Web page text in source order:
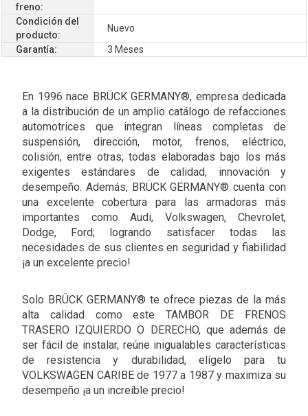
freno:
Condición del
producto:
Nuevo
Garantía:
3 Meses
En 1996 nace BRÜCK GERMANY®, empresa dedicada
a la distribución de un amplio catálogo de refacciones
automotrices que integran líneas completas de
suspensión, dirección, motor, frenos, eléctrico,
colisión, entre otras; todas elaboradas bajo los más
exigentes estándares de calidad, innovación y
desempeño. Además, BRÜCK GERMANY® cuenta con
una excelente cobertura para las armadoras más
importantes como Audi, Volkswagen, Chevrolet,
Dodge, Ford; logrando satisfacer todas las
necesidades de sus clientes en seguridad y fiabilidad
¡a un excelente precio!
Solo BRÜCK GERMANY® te ofrece piezas de la más
alta calidad como este TAMBOR DE FRENOS
TRASERO IZQUIERDO O DERECHO, que además de
ser fácil de instalar, reúne inigualables características
de resistencia y durabilidad, elígelo para tu
VOLKSWAGEN CARIBE de 1977 a 1987 y maximiza su
desempeño ¡a un increíble precio!